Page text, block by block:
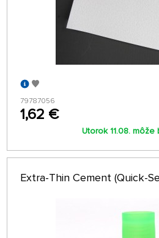
79787056
1,62 €
Utorok 11.08. môže
Extra-Thin Cement (Quick-